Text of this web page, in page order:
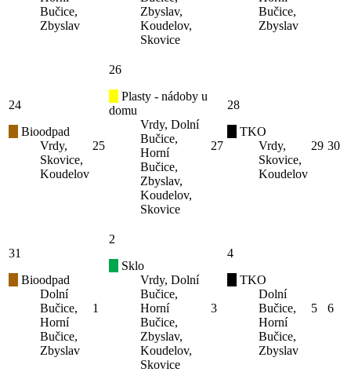
Bučice,
Zbyslav
Zbyslav,
Koudelov,
Skovice
Bučice,
Zbyslav
24
Bioodpad
Vrdy,
Skovice,
Koudelov
25
26
Plasty - nádoby u
domu
Vrdy, Dolní
Bučice,
Horní
Bučice,
Zbyslav,
Koudelov,
Skovice
27
28
TKO
Vrdy,
Skovice,
Koudelov
29 30
31
Bioodpad
Dolní
Bučice,
Horní
Bučice,
Zbyslav
1
2
Sklo
Vrdy, Dolní
Bučice,
Horní
Bučice,
Zbyslav,
Koudelov,
Skovice
3
4
TKO
Dolní
Bučice,
Horní
Bučice,
Zbyslav
5 6